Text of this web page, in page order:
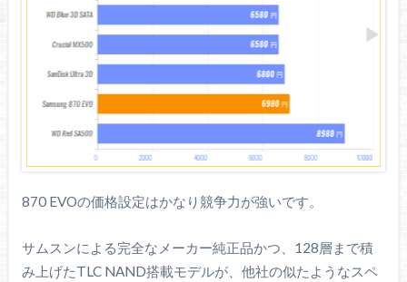
870 EVOの価格設定はかなり競争力が強いです。
サムスンによる完全なメーカー純正品かつ、128層まで積
み上げたTLC NAND搭載モデルが、他社の似たようなスペ